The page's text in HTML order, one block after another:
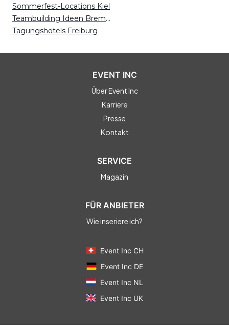
Sommerfest-Locations Kiel
Teambuilding Ideen Bremen
Tagungshotels Freiburg
EVENT INC
Über Event Inc
Karriere
Presse
Kontakt
SERVICE
Magazin
FÜR ANBIETER
Wie inseriere ich?
Event Inc CH
Event Inc DE
Event Inc NL
Event Inc UK